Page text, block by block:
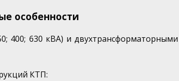
особенности
630 кВА) и
КТП: